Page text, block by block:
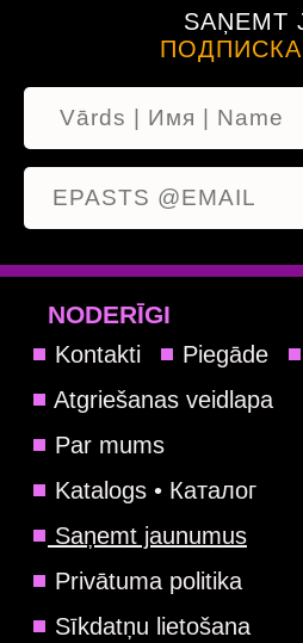
SAŅEMT
ПОДПИСКА
NODERĪGI
Kontakti Piegāde
Atgriešanas veidlapa
Par mums
Katalogs • Каталог
Saņemt jaunumus
Privātuma politika
Sīkdatņu lietošana